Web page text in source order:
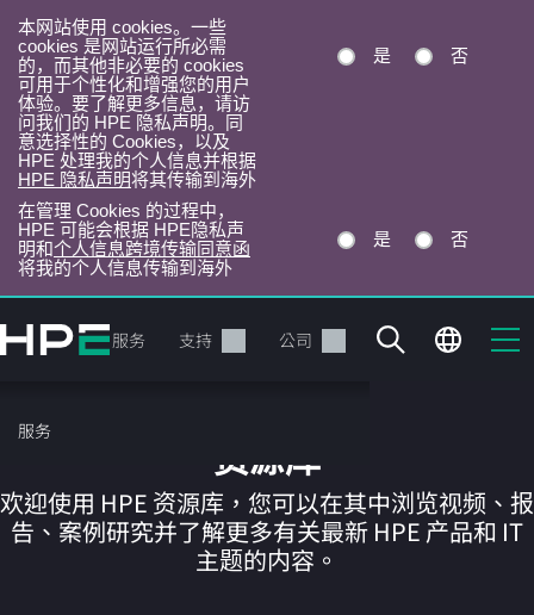
本网站使用 cookies。一些
cookies 是网站运行所必需
的，而其他非必要的 cookies
可用于个性化和增强您的用户
体验。要了解更多信息，请访
问我们的 HPE 隐私声明。同
意选择性的 Cookies，以及
HPE 处理我的个人信息并根据
HPE 隐私声明将其传输到海外
是 否
在管理 Cookies 的过程中，
HPE 可能会根据 HPE隐私声
明和个人信息跨境传输同意函
将我的个人信息传输到海外
是 否
转
到
目
录
产品 服务 支持 公司
服务 资源库
欢迎使用 HPE 资源库，您可以在其中浏览视频、报
告、案例研究并了解更多有关最新 HPE 产品和 IT
主题的内容。